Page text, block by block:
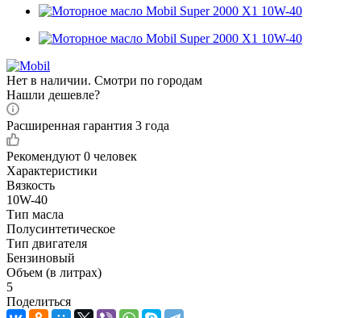
Нет в наличии. Смотри по городам
Нашли дешевле?
Расширенная гарантия 3 года
Рекомендуют 0 человек
Характеристики
Вязкость
10W-40
Тип масла
Полусинтетическое
Тип двигателя
Бензиновый
Объем (в литрах)
5
Поделиться